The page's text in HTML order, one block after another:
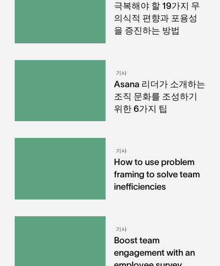
극복해야 할 19가지 무
의식적 편향과 포용성
을 증진하는 방법
기사
Asana 리더가 소개하는
조직 문화를 조성하기
위한 6가지 팁
기사
How to use problem
framing to solve team
inefficiencies
기사
Boost team
engagement with an